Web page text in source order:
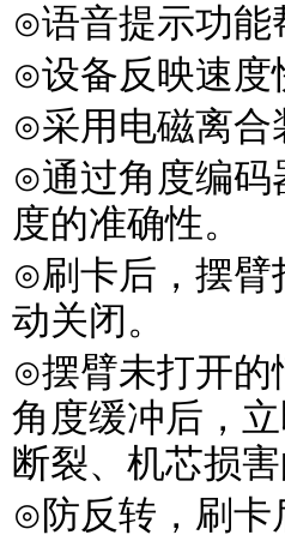
⊙语音提示功能
⊙设备反映速度
⊙采用电磁离合
⊙通过角度编码
度的准确性。
⊙刷卡后，摆臂
动关闭。
⊙摆臂未打开的
角度缓冲后，
断裂、机芯损害
⊙防反转，刷卡